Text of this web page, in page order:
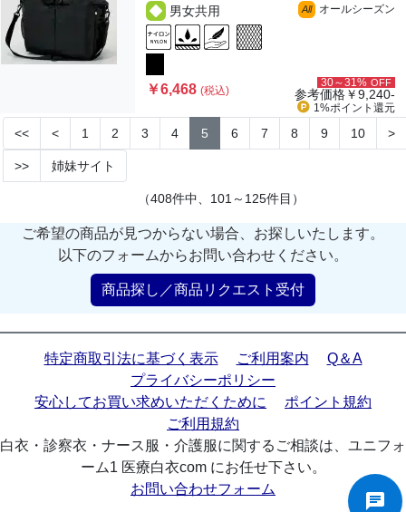
男女共用
All オールシーズン
￥6,468(税込)
30～31% OFF
参考価格￥9,240-
1%ポイント 還元
<< < 1 2 3 4 5 6 7 8 9 10 >
>> 姉妹サイト
（408件中、101～125件目）
ご希望の商品が見つからない場合、お探しいたします。
以下のフォームからお問い合わせください。
商品探し／商品リクエスト受付
特定商取引法に基づく表示 ご利用案内
Q＆A
プライバシーポリシー
安心してお買い求めいただくために
ポイント規約
ご利用規約
白衣・診察衣・ナース服・介護服に関するご相談は、ユニフォ
ーム1 医療白衣com にお任せ下さい。
お問い合わせフォーム